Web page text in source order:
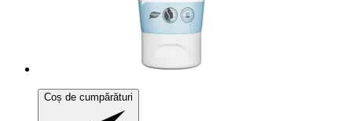
Coș de cumpărături